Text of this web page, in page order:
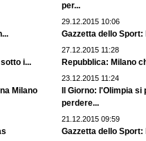
per...
29.12.2015 10:06
Gazzetta dello
i...
27.12.2015 11:28
Repubblica: Milano
Milano
23.12.2015 11:24
Il Giorno: l'Olimpia
perdere...
21.12.2015 09:59
Gazzetta dello